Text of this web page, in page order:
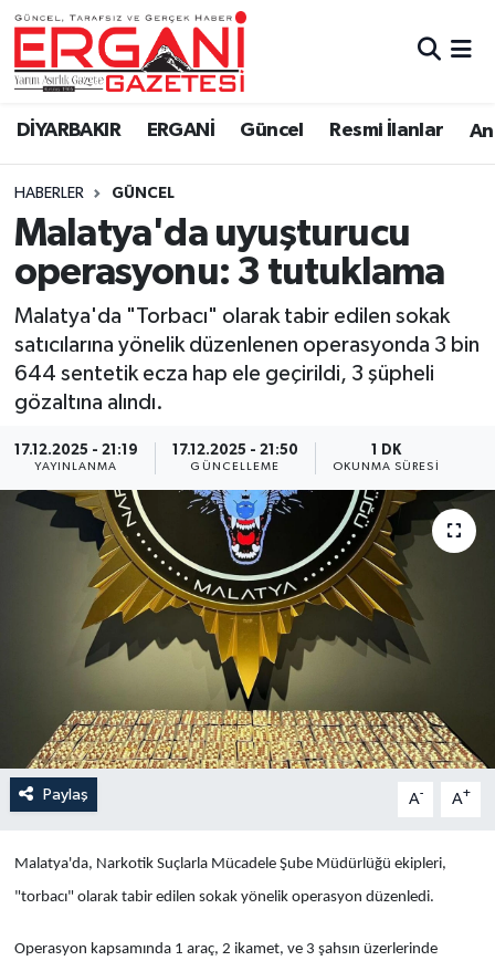
DİYARBAKIR ERGANİ Güncel Resmi İlanlar
HABERLER GÜNCEL
Malatya'da uyuşturucu
operasyonu: 3 tutuklama
Malatya'da "Torbacı" olarak tabir edilen sokak
satıcılarına yönelik düzenlenen operasyonda 3 bin
644 sentetik ecza hap ele geçirildi, 3 şüpheli
gözaltına alındı.
17.12.2025 - 21:19
YAYINLANMA
17.12.2025 - 21:50
GÜNCELLEME
1 DK
OKUNMA SÜRESI
Paylaş A- A+
Malatya'da, Narkotik Suçlarla Mücadele Şube Müdürlüğü ekipleri,
"torbacı" olarak tabir edilen sokak yönelik operasyon düzenledi.
Operasyon kapsamında 1 araç, 2 ikamet, ve 3 şahsın üzerlerinde
DİYARBAKIR
BİSMİL
BAĞLAR
ERGANİ
Güncel
Eği̇ti̇m
Resmi İlanlar
Sağlık
Yaşam
Anali̇z
Bi̇li̇m & Teknoloji̇
Eği̇ti̇m
Ergani Nöbetçi Eczaneler
Ergani Hava Durumu
Ergani Trafik Yoğunluk Haritası
Süper Lig Puan Durumu ve Fikstür
Tüm Manşetler
Son Dakika Haberleri